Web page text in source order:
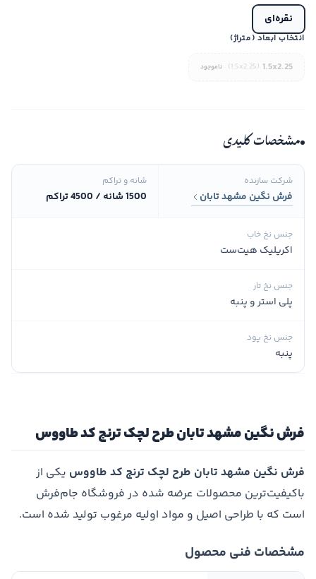
نقره‌ای
انتخاب ابعاد (متراژ)
1.5x2.25
(1.5x2.25) ناموجود
مشخصات کلیدی
شرکت سازنده
فرش نگین مشهد تابان
شانه و تراکم
1500 شانه / 4500 تراکم
جنس نخ خاب
اکریلیک هیت‌ست
جنس نخ تار
پلی استر و پنبه
جنس نخ پود
پنبه
فرش نگین مشهد تابان طرح لچک ترنج کد طاووس
فرش نگین مشهد تابان طرح لچک ترنج کد طاووس یکی از
باکیفیت‌ترین محصولات عرضه شده در فروشگاه جام‌فرش
است که با طراحی اصیل و مواد اولیه مرغوب تولید شده است.
مشخصات فنی محصول